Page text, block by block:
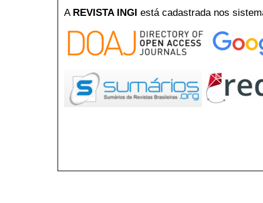
A REVISTA INGI está cadastrada nos